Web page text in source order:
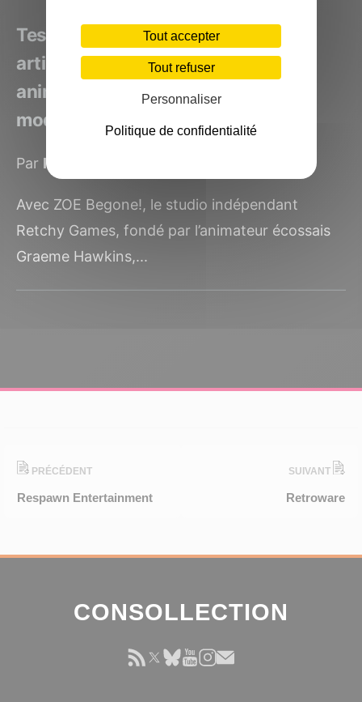
Test ZOE Begone! un bullet hell
artistiquement unique mêlant
animation des années 30 et arcade
moderne
Par Kirilis
Avec ZOE Begone!, le studio indépendant
Retchy Games, fondé par l’animateur écossais
Graeme Hawkins,...
PRÉCÉDENT
Respawn Entertainment
SUIVANT
Retroware
CONSOLLECTION
Tout accepter
Tout refuser
Personnaliser
Politique de confidentialité